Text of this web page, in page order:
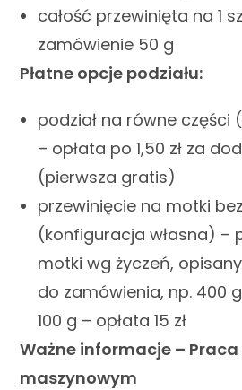
całość przewinięta na 1
zamówienie 50 g
Płatne opcje podziału:
podział na równe części
– opłata po 1,50 zł za
(pierwsza gratis)
przewinięcie na motki
(konfiguracja własna) –
motki wg życzeń,
do zamówienia, np. 400
100 g – opłata 15 zł
Ważne informacje –
maszynowym